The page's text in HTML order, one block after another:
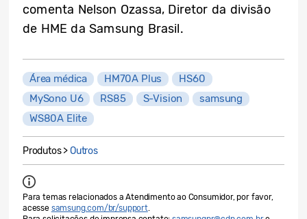
comenta Nelson Ozassa, Diretor da divisão
de HME da Samsung Brasil.
Área médica HM70A Plus
HS60
MySono U6
RS85 S-Vision
samsung
WS80A Elite
Produtos >Outros
Para temas relacionados a Atendimento ao Consumidor, por favor,
acesse samsung.com/br/support.